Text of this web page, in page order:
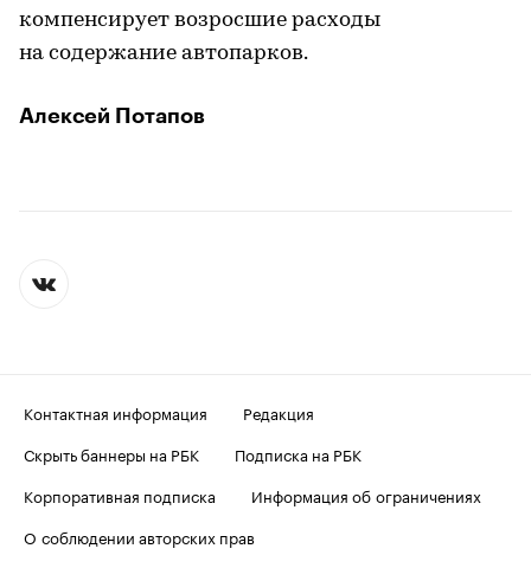
компенсирует возросшие расходы
на содержание автопарков.
Алексей Потапов
Контактная информация
Редакция
Скрыть баннеры на РБК
Подписка на РБК
Корпоративная подписка
Информация об ограничениях
О соблюдении авторских прав